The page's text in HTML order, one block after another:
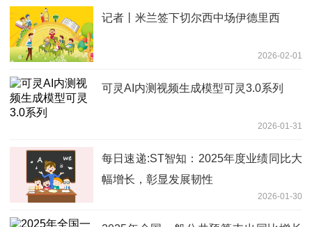
记者丨米兰签下切尔西中场伊德里西
2026-02-01
可灵AI内测视频生成模型可灵3.0系列
2026-01-31
每日速递:ST智知：2025年度业绩同比大
幅增长，彰显发展韧性
2026-01-30